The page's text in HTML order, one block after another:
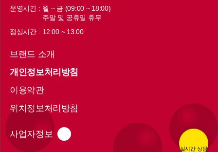
실시간 상담
브랜드 소개
개인정보처리방침
이용약관
위치정보처리방침
사업자정보
운영시간 : 월 ~ 금 (09:00 ~ 18:00)
주말 및 공휴일 휴무
점심시간 : 12:00 ~ 13:00